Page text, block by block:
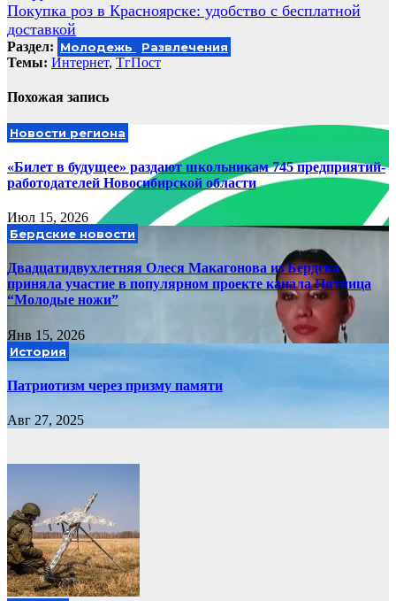
Покупка роз в Красноярске: удобство с бесплатной
доставкой
Раздел: Молодежь Развлечения
Темы: Интернет, ТгПост
Похожая запись
Новости региона
«Билет в будущее» раздают школьникам 745 предприятий-
работодателей Новосибирской области
Июл 15, 2026
Бердские новости
Двадцатидвухлетняя Олеся Макагонова из Бердска
приняла участие в популярном проекте канала Пятница
“Молодые ножи”
Янв 15, 2026
История
Патриотизм через призму памяти
Авг 27, 2025